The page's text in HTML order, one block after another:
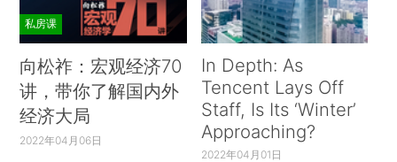
私房课
向松祚：宏观经济70
讲，带你了解国内外
经济大局
2022年04月06日
In Depth: As
Tencent Lays Off
Staff, Is Its ‘Winter’
Approaching?
2022年04月01日